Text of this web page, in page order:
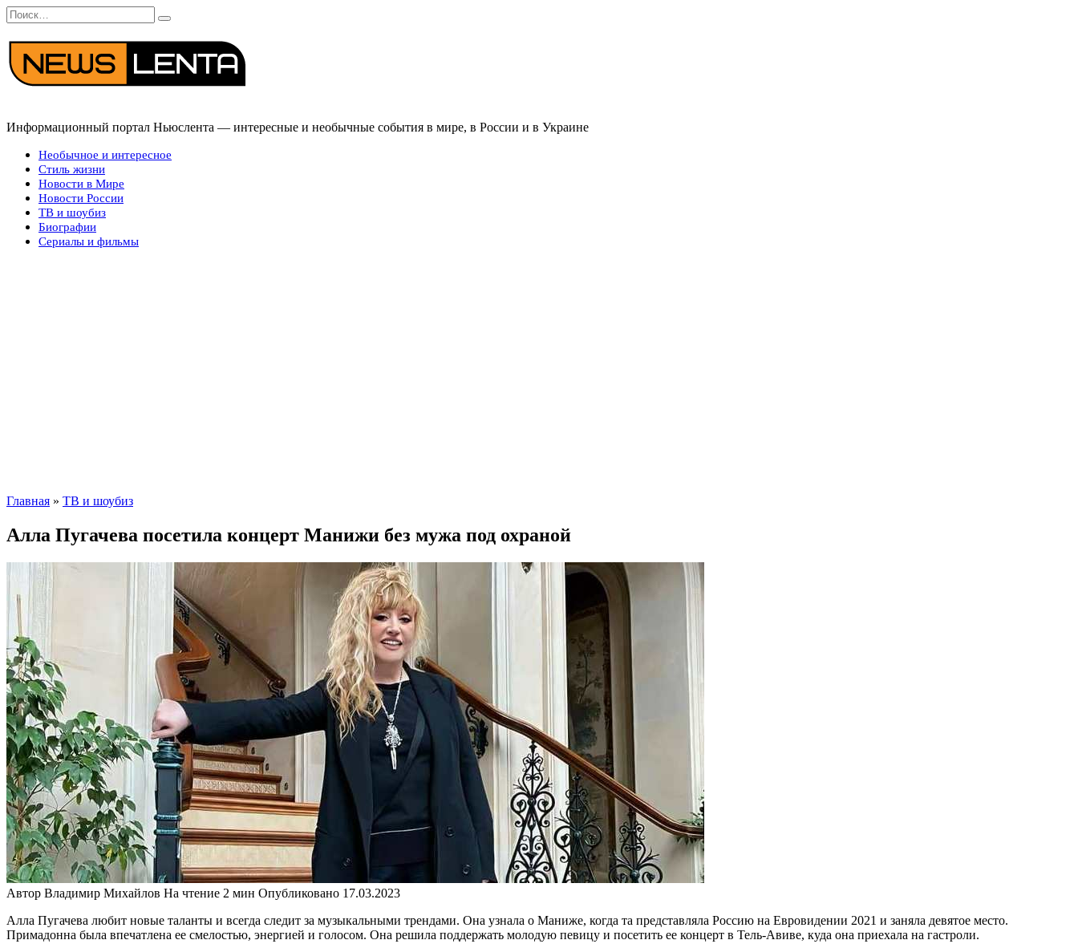
Перейти
к
содержанию
Search
for:
Информационный портал Ньюслента — интересные и необычные события в мире, в России и в Украине
Необычное и интересное
Стиль жизни
Новости в Мире
Новости России
ТВ и шоубиз
Биографии
Сериалы и фильмы
Главная » ТВ и шоубиз
Алла Пугачева посетила концерт Манижи без мужа под охраной
Автор Владимир Михайлов На чтение 2 мин Опубликовано 17.03.2023
Алла Пугачева любит новые таланты и всегда следит за музыкальными трендами. Она узнала о Маниже, когда та представляла Россию на Евровидении 2021 и заняла девятое место.
Примадонна была впечатлена ее смелостью, энергией и голосом. Она решила поддержать молодую певицу и посетить ее концерт в Тель-Авиве, куда она приехала на гастроли.